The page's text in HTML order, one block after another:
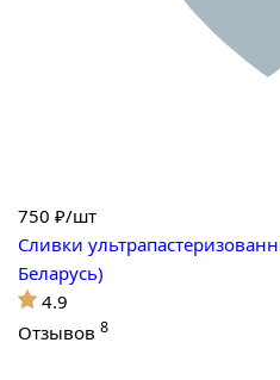
750 ₽/шт
Сливки
Беларусь)
4.9
Отзывов 8